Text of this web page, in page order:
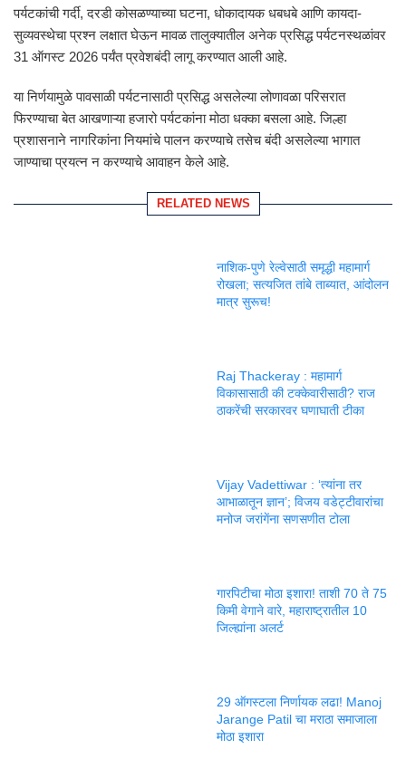
पर्यटकांची गर्दी, दरडी कोसळण्याच्या घटना, धोकादायक धबधबे आणि कायदा-
सुव्यवस्थेचा प्रश्न लक्षात घेऊन मावळ तालुक्यातील अनेक प्रसिद्ध पर्यटनस्थळांवर
31 ऑगस्ट 2026 पर्यंत प्रवेशबंदी लागू करण्यात आली आहे.
या निर्णयामुळे पावसाळी पर्यटनासाठी प्रसिद्ध असलेल्या लोणावळा परिसरात
फिरण्याचा बेत आखणाऱ्या हजारो पर्यटकांना मोठा धक्का बसला आहे. जिल्हा
प्रशासनाने नागरिकांना नियमांचे पालन करण्याचे तसेच बंदी असलेल्या भागात
जाण्याचा प्रयत्न न करण्याचे आवाहन केले आहे.
RELATED NEWS
नाशिक-पुणे रेल्वेसाठी समृद्धी महामार्ग
रोखला; सत्यजित तांबे ताब्यात, आंदोलन
मात्र सुरूच!
Raj Thackeray : महामार्ग
विकासासाठी की टक्केवारीसाठी? राज
ठाकरेंची सरकारवर घणाघाती टीका
Vijay Vadettiwar : ‘त्यांना तर
आभाळातून ज्ञान’; विजय वडेट्टीवारांचा
मनोज जरांगेंना सणसणीत टोला
गारपिटीचा मोठा इशारा! ताशी 70 ते 75
किमी वेगाने वारे, महाराष्ट्रातील 10
जिल्ह्यांना अलर्ट
29 ऑगस्टला निर्णायक लढा! Manoj
Jarange Patil चा मराठा समाजाला
मोठा इशारा